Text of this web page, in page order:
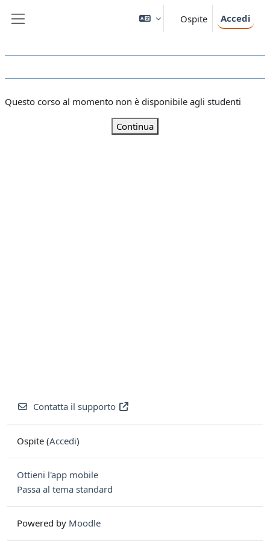
Ospite Accedi
Questo corso al momento non è disponibile agli studenti
Continua
Contatta il supporto
Ospite (Accedi)
Ottieni l'app mobile
Passa al tema standard
Powered by Moodle